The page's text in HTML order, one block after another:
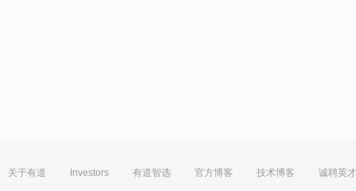
关于有道 Investors 有道智选 官方博客 技术博客 诚聘英才